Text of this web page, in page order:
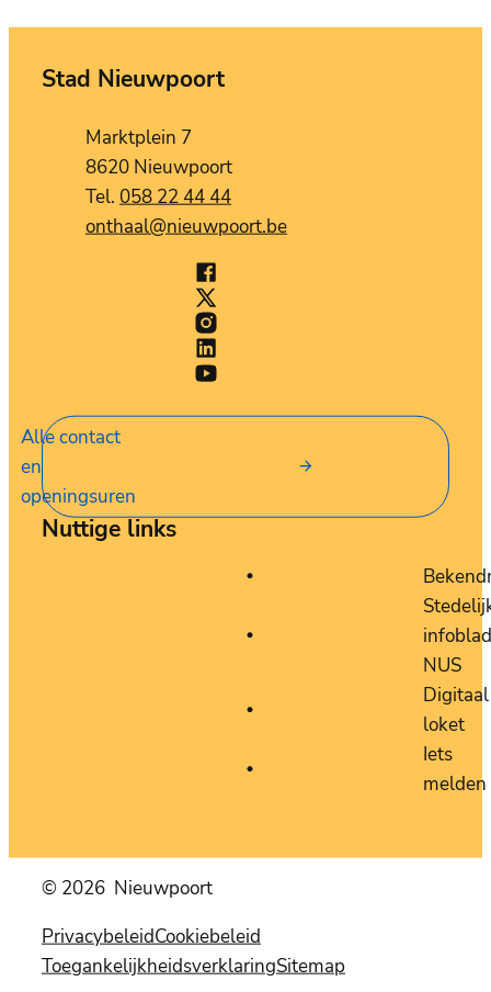
Contact
Stad Nieuwpoort
AdresMarktplein 7
,8620 Nieuwpoort
058 22 44 44
E-mailonthaal@nieuwpoort.be
Stad Nieuwpoort
Stad Nieuwpoort
Stad Nieuwpoort
Stad Nieuwpoort
Stad Nieuwpoort
Alle contact
en
openingsuren
Nuttige links
infoblad
NUS
Digitaal
loket
Iets
melden
© 2026 Nieuwpoort
PrivacybeleidCookiebeleid
ToegankelijkheidsverklaringSitemap